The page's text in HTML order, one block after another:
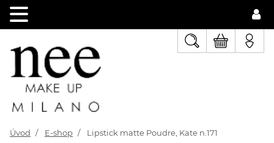
Úvod E-shop Lipstick matte Poudre, Kate n.171